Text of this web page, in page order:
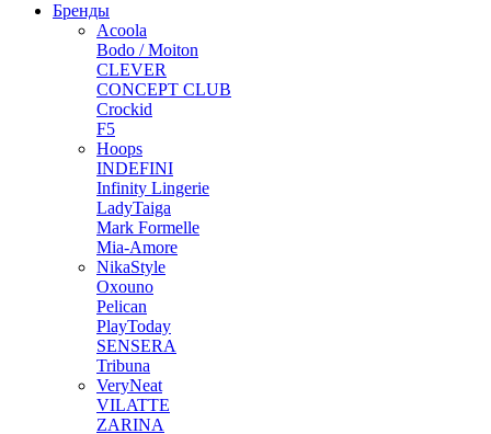
Бренды
Acoola
Bodo / Moiton
CLEVER
CONCEPT CLUB
Crockid
F5
Hoops
INDEFINI
Infinity Lingerie
LadyTaiga
Mark Formelle
Mia-Amore
NikaStyle
Oxouno
Pelican
PlayToday
SENSERA
Tribuna
VeryNeat
VILATTE
ZARINA